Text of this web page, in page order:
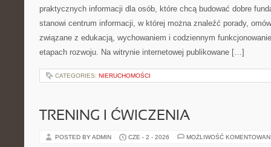
praktycznych informacji dla osób, które chcą budować dobre
stanowi centrum informacji, w której można znaleźć porady,
związane z edukacją, wychowaniem i codziennym
etapach rozwoju. Na witrynie internetowej publikowane […]
CATEGORIES: NIERUCHOMOŚCI
TRENING I ĆWICZENIA
POSTED BY ADMIN CZE - 2 - 2026 MOŻLIWOŚĆ